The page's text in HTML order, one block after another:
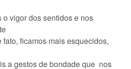
vigor dos sentidos e nos
ficamos mais esquecidos,
a gestos de bondade que nos